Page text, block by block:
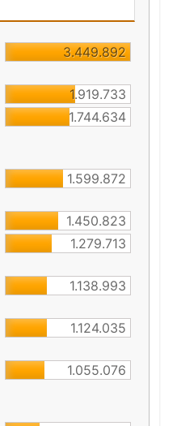
3.449.892
1.919.733
1.744.634
1.599.872
1.450.823
1.279.713
1.138.993
1.124.035
1.055.076